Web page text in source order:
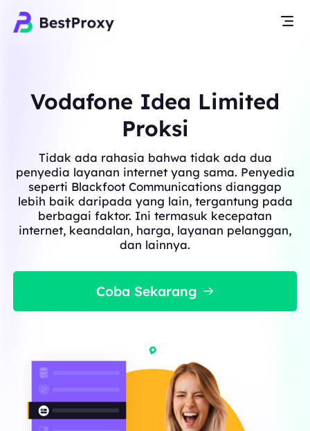
Vodafone Idea Limited
Proksi
Tidak ada rahasia bahwa tidak ada dua
penyedia layanan internet yang sama. Penyedia
seperti Blackfoot Communications dianggap
lebih baik daripada yang lain, tergantung pada
berbagai faktor. Ini termasuk kecepatan
internet, keandalan, harga, layanan pelanggan,
dan lainnya.
Coba Sekarang